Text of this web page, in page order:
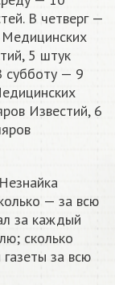
В четверг —
Медицинских
5 штук
субботу — 9
Известий, 6
— за всю
за каждый
сколько
за всю